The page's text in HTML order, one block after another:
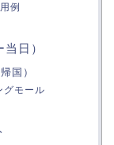
例
日）
国）
グモール